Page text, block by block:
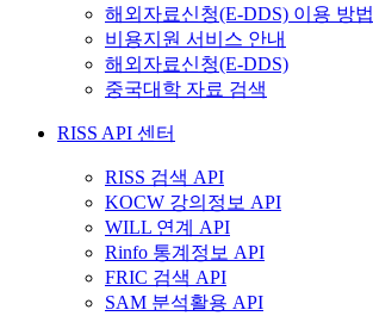
해외자료신청(E-DDS) 이용 방법
비용지원 서비스 안내
해외자료신청(E-DDS)
중국대학 자료 검색
RISS API 센터
RISS 검색 API
KOCW 강의정보 API
WILL 연계 API
Rinfo 통계정보 API
FRIC 검색 API
SAM 분석활용 API